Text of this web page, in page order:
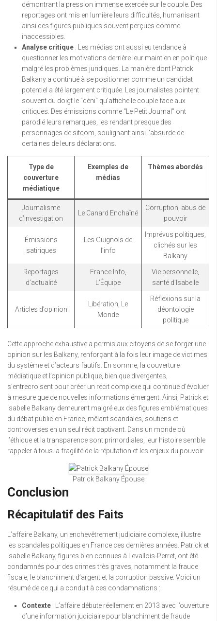
démontrant la pression immense exercée sur le couple. Des
reportages ont mis en lumière leurs difficultés, humanisant
ainsi ces figures publiques souvent perçues comme
inaccessibles.
Analyse critique : Les médias ont aussi eu tendance à
questionner les motivations derrière leur maintien en politique
malgré les problèmes juridiques. La manière dont Patrick
Balkany a continué à se positionner comme un candidat
potentiel a été largement critiquée. Les journalistes pointent
souvent du doigt le “déni” qu’affiche le couple face aux
critiques. Des émissions comme “Le Petit Journal” ont
parodié leurs remarques, les rendant presque des
personnages de sitcom, soulignant ainsi l’absurde de
certaines de leurs déclarations.
Type de
couverture
médiatique
Exemples de
médias
Thèmes abordés
Journalisme
d’investigation
Le Canard Enchaîné
Corruption, abus de
pouvoir
Émissions
satiriques
Les Guignols de
l’info
Imprévus politiques,
clichés sur les
Balkany
Reportages
d’actualité
France Info,
L’Équipe
Vie personnelle,
santé d’Isabelle
Articles d’opinion
Libération, Le
Monde
Réflexions sur la
déontologie
politique
Cette approche exhaustive a permis aux citoyens de se forger une
opinion sur les Balkany, renforçant à la fois leur image de victimes
du système et d’acteurs fautifs. En somme, la couverture
médiatique et l’opinion publique, bien que divergentes,
s’entrecroisent pour créer un récit complexe qui continue d’évoluer
à mesure que de nouvelles informations émergent. Ainsi, Patrick et
Isabelle Balkany demeurent malgré eux des figures emblématiques
du débat public en France, mêlant scandales, soutiens et
controverses en un seul récit captivant. Dans un monde où
l’éthique et la transparence sont primordiales, leur histoire semble
rappeler à tous la fragilité de la réputation et les enjeux du pouvoir.
Patrick Balkany Épouse
Conclusion
Récapitulatif des Faits
L’affaire Balkany, un enchevêtrement judiciaire complexe, illustre
les scandales politiques en France ces dernières années. Patrick et
Isabelle Balkany, figures bien connues à Levallois-Perret, ont été
condamnés pour des crimes très graves, notamment la fraude
fiscale, le blanchiment d’argent et la corruption passive. Voici un
résumé de ce qui a conduit à ces condamnations :
Contexte : L’affaire débute réellement en 2013 avec l’ouverture
d’une information judiciaire pour blanchiment de fraude